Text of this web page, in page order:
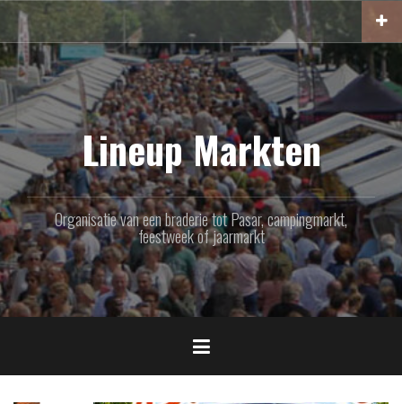
Naar
inhoud
springen
Lineup Markten
Organisatie van een braderie tot Pasar, campingmarkt,
feestweek of jaarmarkt